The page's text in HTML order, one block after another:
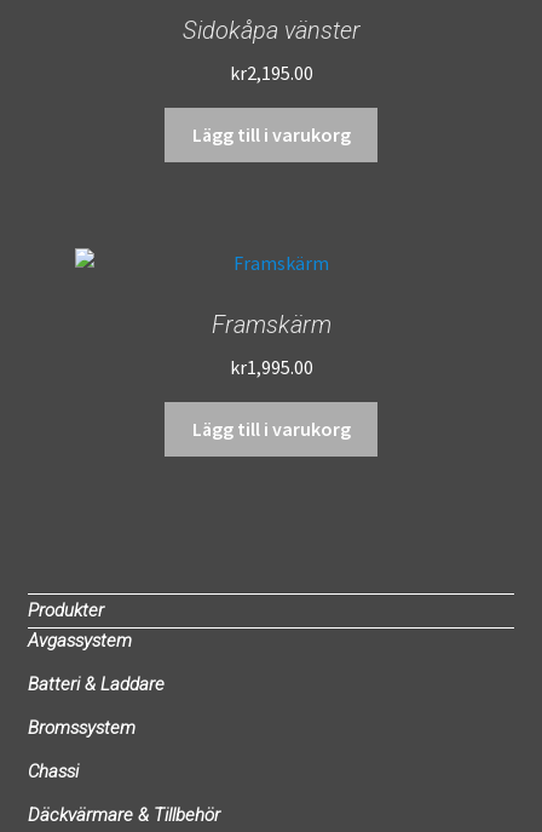
Sidokåpa vänster
kr2,195.00
Lägg till i varukorg
Framskärm
kr1,995.00
Lägg till i varukorg
Produkter
Avgassystem
Batteri & Laddare
Bromssystem
Chassi
Däckvärmare & Tillbehör